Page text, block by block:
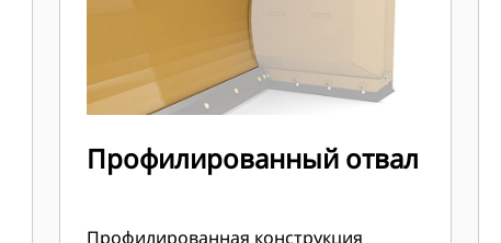
Профилированный отвал
Профилированная конструкция